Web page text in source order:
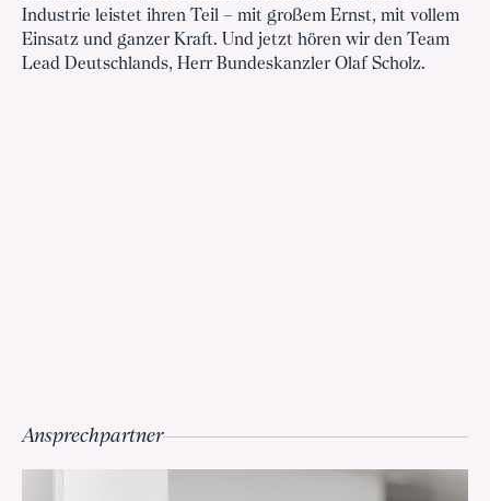
Industrie leistet ihren Teil – mit großem Ernst, mit vollem
Einsatz und ganzer Kraft. Und jetzt hören wir den Team
Lead Deutschlands, Herr Bundeskanzler Olaf Scholz.
Ansprechpartner